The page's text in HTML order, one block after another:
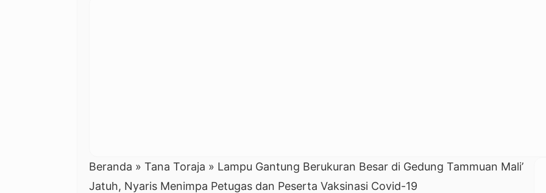
Beranda » Tana Toraja » Lampu Gantung Berukuran Besar di Gedung Tammuan Mali’
Jatuh, Nyaris Menimpa Petugas dan Peserta Vaksinasi Covid-19